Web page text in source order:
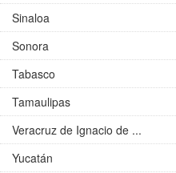
Sinaloa
Sonora
Tabasco
Tamaulipas
Veracruz de Ignacio de ...
Yucatán